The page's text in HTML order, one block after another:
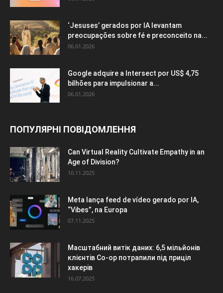
‘Jesuses’ gerados por IA levantam
preocupações sobre fé e preconceito na...
06.01.2026
Google adquire a Intersect por US$ 4,75
bilhões para impulsionar a...
06.01.2026
ПОПУЛЯРНІ ПОВІДОМЛЕННЯ
Can Virtual Reality Cultivate Empathy in an
Age of Division?
10.11.2025
Meta lança feed de vídeo gerado por IA,
“Vibes”, na Europa
07.11.2025
Масштабний витік даних: 6,5 мільйонів
клієнтів Co-op потрапили під приціл
хакерів
16.07.2025